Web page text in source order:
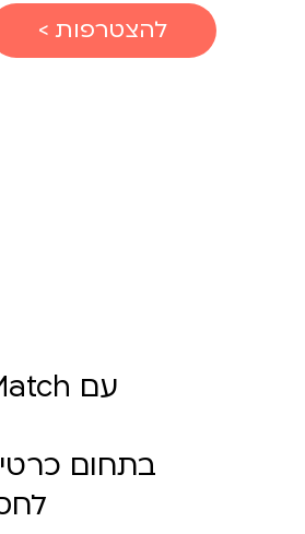
להצטרפות >
בתחום